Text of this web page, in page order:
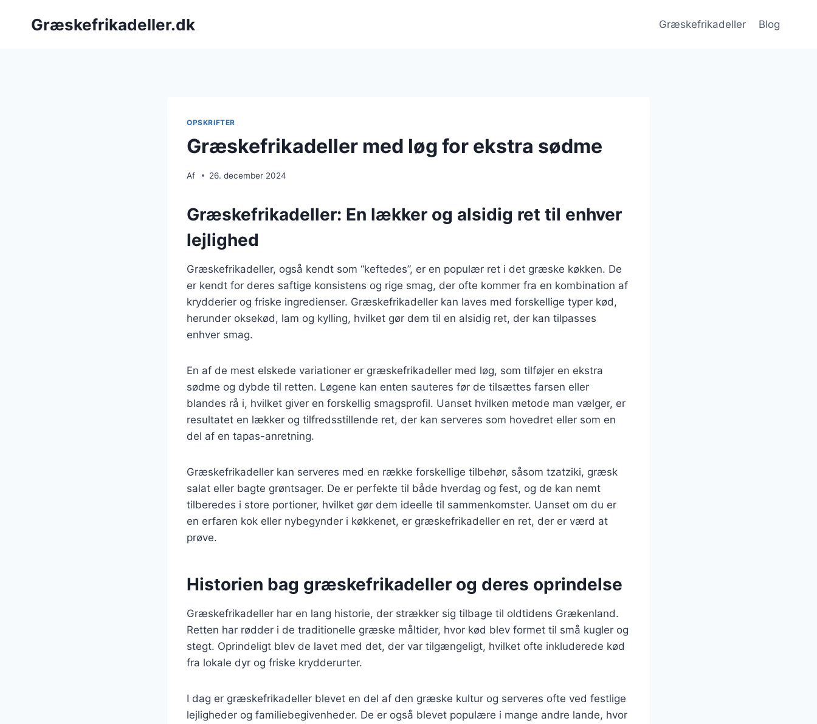
Græskefrikadeller.dk Græskefrikadeller Blog
OPSKRIFTER
Græskefrikadeller med løg for ekstra sødme
Af 26. december 2024
Græskefrikadeller: En lækker og alsidig ret til enhver
lejlighed
Græskefrikadeller, også kendt som “keftedes”, er en populær ret i det græske køkken. De
er kendt for deres saftige konsistens og rige smag, der ofte kommer fra en kombination af
krydderier og friske ingredienser. Græskefrikadeller kan laves med forskellige typer kød,
herunder oksekød, lam og kylling, hvilket gør dem til en alsidig ret, der kan tilpasses
enhver smag.
En af de mest elskede variationer er græskefrikadeller med løg, som tilføjer en ekstra
sødme og dybde til retten. Løgene kan enten sauteres før de tilsættes farsen eller
blandes rå i, hvilket giver en forskellig smagsprofil. Uanset hvilken metode man vælger, er
resultatet en lækker og tilfredsstillende ret, der kan serveres som hovedret eller som en
del af en tapas-anretning.
Græskefrikadeller kan serveres med en række forskellige tilbehør, såsom tzatziki, græsk
salat eller bagte grøntsager. De er perfekte til både hverdag og fest, og de kan nemt
tilberedes i store portioner, hvilket gør dem ideelle til sammenkomster. Uanset om du er
en erfaren kok eller nybegynder i køkkenet, er græskefrikadeller en ret, der er værd at
prøve.
Historien bag græskefrikadeller og deres oprindelse
Græskefrikadeller har en lang historie, der strækker sig tilbage til oldtidens Grækenland.
Retten har rødder i de traditionelle græske måltider, hvor kød blev formet til små kugler og
stegt. Oprindeligt blev de lavet med det, der var tilgængeligt, hvilket ofte inkluderede kød
fra lokale dyr og friske krydderurter.
I dag er græskefrikadeller blevet en del af den græske kultur og serveres ofte ved festlige
lejligheder og familiebegivenheder. De er også blevet populære i mange andre lande, hvor